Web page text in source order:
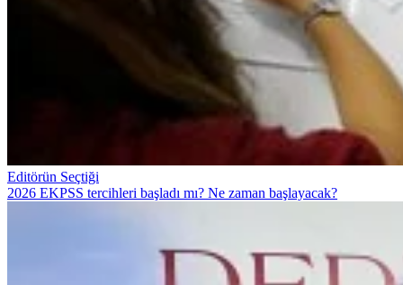
Editörün Seçtiği
2026 EKPSS tercihleri başladı mı? Ne zaman başlayacak?